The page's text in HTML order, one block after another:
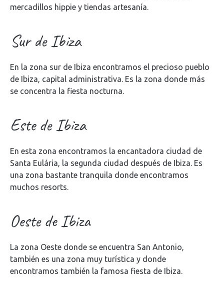
mercadillos hippie y tiendas artesanía.
Sur de Ibiza
En la zona sur de Ibiza encontramos el precioso pueblo
de Ibiza, capital administrativa. Es la zona donde más
se concentra la fiesta nocturna.
Este de Ibiza
En esta zona encontramos la encantadora ciudad de
Santa Eulária, la segunda ciudad después de Ibiza. Es
una zona bastante tranquila donde encontramos
muchos resorts.
Oeste de Ibiza
La zona Oeste donde se encuentra San Antonio,
también es una zona muy turística y donde
encontramos también la famosa fiesta de Ibiza.